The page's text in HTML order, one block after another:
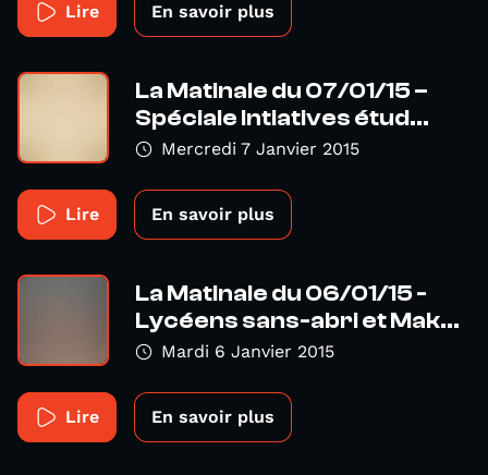
Lire En savoir plus
La Matinale du 07/01/15 –
Spéciale Intiatives étud...
Mercredi 7 Janvier 2015
Lire En savoir plus
La Matinale du 06/01/15 -
Lycéens sans-abri et Mak...
Mardi 6 Janvier 2015
Lire En savoir plus